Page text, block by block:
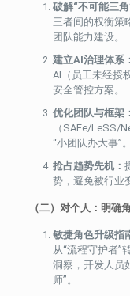
破解“不可能三角
三者间的权衡策
团队能力建设。
建立AI治理体系：
AI（员工未经授
安全管控方案。
优化团队与框架：
（SAFe/LeSS/
“小团队办大事”。
抢占趋势先机：
势，避免被行业
（二）对个人：明确
敏捷角色升级指
从“流程守护者”
洞察，开发人员
师”。